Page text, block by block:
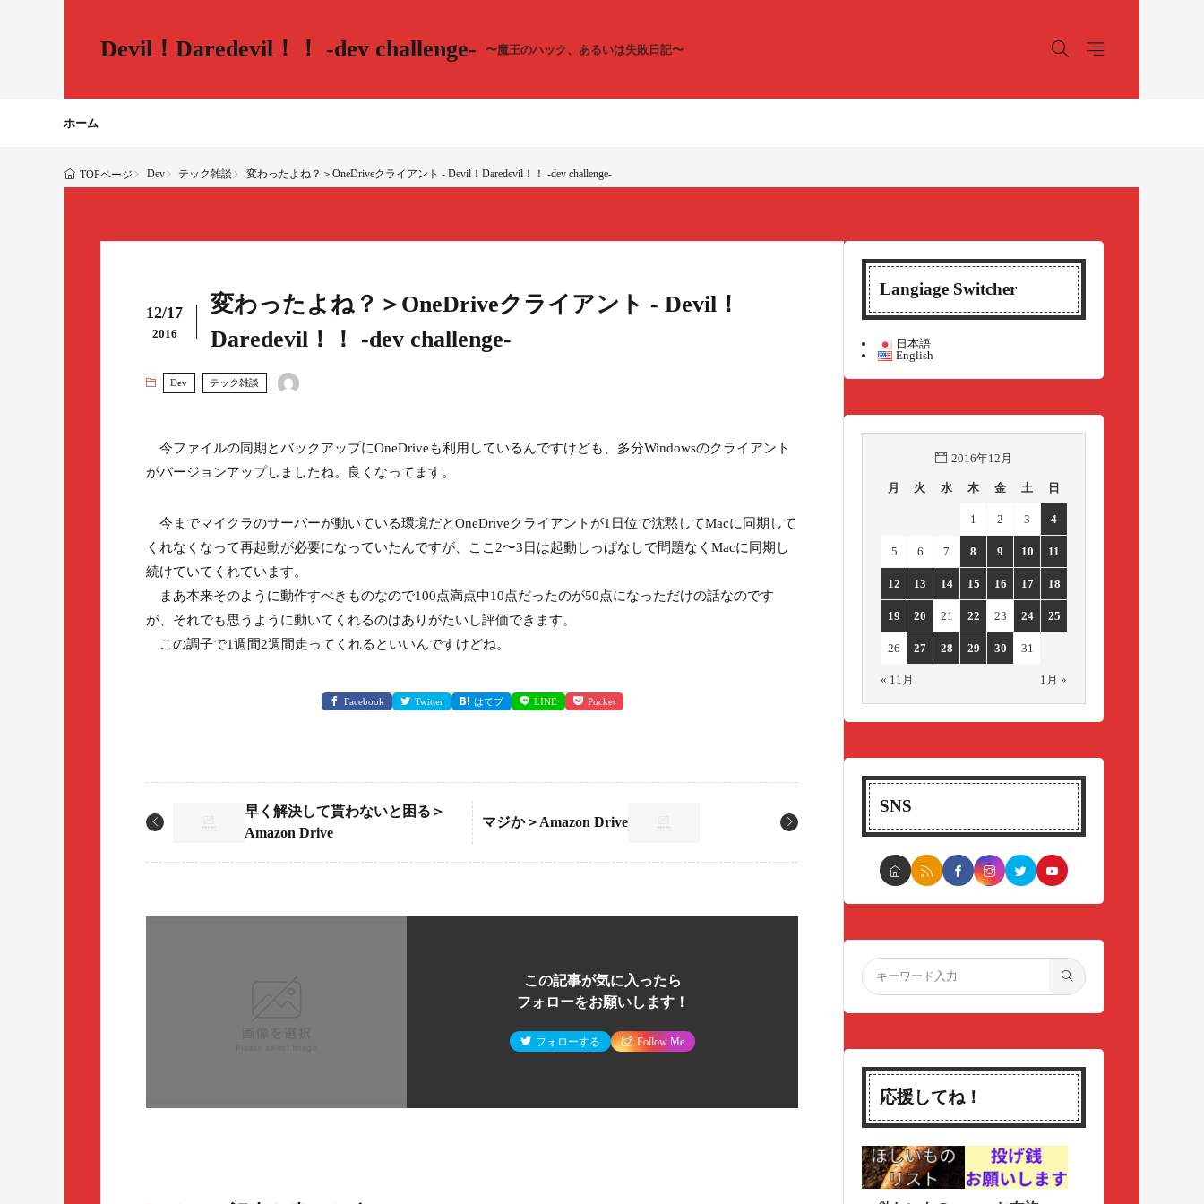
Devil！Daredevil！！ -dev challenge- 〜魔王のハック、あるいは失敗日記〜
ホーム
TOPページ Dev テック雑談 変わったよね？＞OneDriveクライアント - Devil！Daredevil！！ -dev challenge-
12/17
2016
変わったよね？＞OneDriveクライアント - Devil！
Daredevil！！ -dev challenge-
Dev テック雑談
今ファイルの同期とバックアップにOneDriveも利用しているんですけども、多分Windowsのクライアント
がバージョンアップしましたね。良くなってます。
今までマイクラのサーバーが動いている環境だとOneDriveクライアントが1日位で沈黙してMacに同期して
くれなくなって再起動が必要になっていたんですが、ここ2〜3日は起動しっぱなしで問題なくMacに同期し
続けていてくれています。
まあ本来そのように動作すべきものなので100点満点中10点だったのが50点になっただけの話なのです
が、それでも思うように動いてくれるのはありがたいし評価できます。
この調子で1週間2週間走ってくれるといいんですけどね。
Facebook Twitter はてブ LINE Pocket
早く解決して貰わないと困る＞
Amazon Drive
マジか＞Amazon Drive
この記事が気に入ったら
フォローをお願いします！
フォローする Follow Me
Langiage Switcher
日本語
English
2016年12月
月 火 水 木 金 土 日
1 2 3 4
5 6 7 8 9 10 11
12 13 14 15 16 17 18
19 20 21 22 23 24 25
26 27 28 29 30 31
« 11月 1月 »
SNS
応援してね！